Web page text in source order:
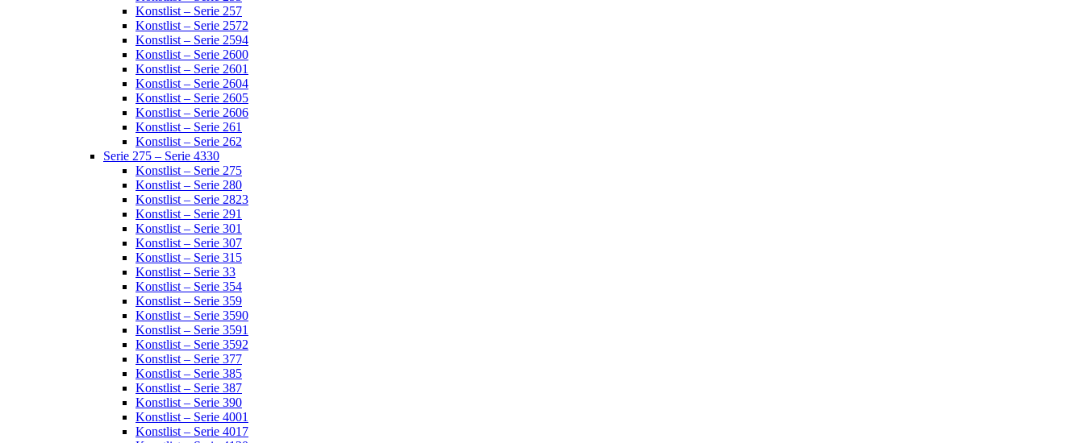
Konstlist – Serie 257
Konstlist – Serie 2572
Konstlist – Serie 2594
Konstlist – Serie 2600
Konstlist – Serie 2601
Konstlist – Serie 2604
Konstlist – Serie 2605
Konstlist – Serie 2606
Konstlist – Serie 261
Konstlist – Serie 262
Serie 275 – Serie 4330
Konstlist – Serie 275
Konstlist – Serie 280
Konstlist – Serie 2823
Konstlist – Serie 291
Konstlist – Serie 301
Konstlist – Serie 307
Konstlist – Serie 315
Konstlist – Serie 33
Konstlist – Serie 354
Konstlist – Serie 359
Konstlist – Serie 3590
Konstlist – Serie 3591
Konstlist – Serie 3592
Konstlist – Serie 377
Konstlist – Serie 385
Konstlist – Serie 387
Konstlist – Serie 390
Konstlist – Serie 4001
Konstlist – Serie 4017